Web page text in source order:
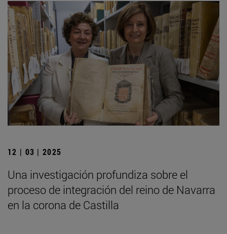
12 | 03 | 2025
Una investigación profundiza sobre el
proceso de integración del reino de Navarra
en la corona de Castilla